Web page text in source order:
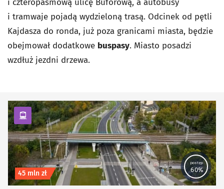
i czteropasmową ulicę Buforową, a autobusy
i tramwaje pojadą wydzieloną trasą. Odcinek od pętli
Kajdasza do ronda, już poza granicami miasta, będzie
obejmował dodatkowe buspasy. Miasto posadzi
wzdłuż jezdni drzewa.
kategoria Komunikacja zbiorowa
postęp
60%
Koszt inwestycji
45 mln zł